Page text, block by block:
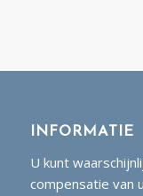
INFORMATIE
U kunt
compensatie van